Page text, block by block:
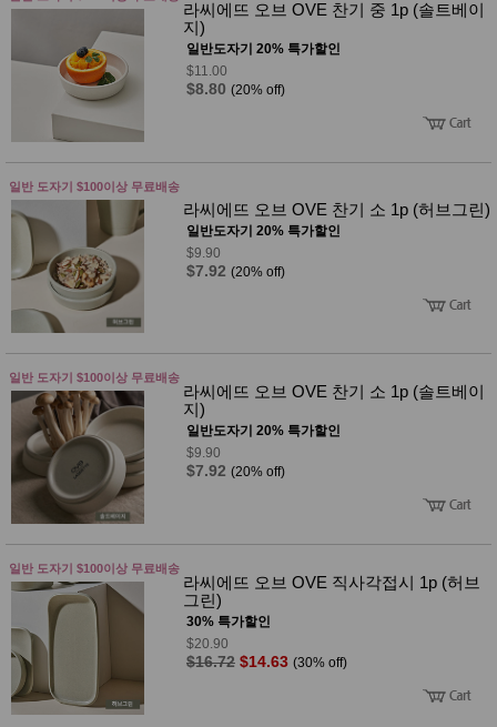
라씨에뜨 오브 OVE 찬기 중 1p (솔트베이
지)
일반도자기 20% 특가할인
$11.00
$8.80 (20% off)
일반 도자기 $100이상 무료배송
라씨에뜨 오브 OVE 찬기 소 1p (허브그린)
일반도자기 20% 특가할인
$9.90
$7.92 (20% off)
일반 도자기 $100이상 무료배송
라씨에뜨 오브 OVE 찬기 소 1p (솔트베이
지)
일반도자기 20% 특가할인
$9.90
$7.92 (20% off)
일반 도자기 $100이상 무료배송
라씨에뜨 오브 OVE 직사각접시 1p (허브
그린)
30% 특가할인
$20.90
$16.72 $14.63 (30% off)